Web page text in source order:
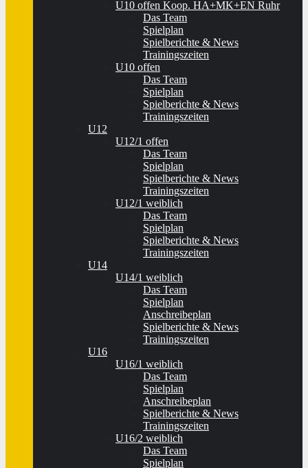
U10 offen Koop. HA+MK+EN Ruhr
Das Team
Spielplan
Spielberichte & News
Trainingszeiten
U10 offen
Das Team
Spielplan
Spielberichte & News
Trainingszeiten
U12
U12/1 offen
Das Team
Spielplan
Spielberichte & News
Trainingszeiten
U12/1 weiblich
Das Team
Spielplan
Spielberichte & News
Trainingszeiten
U14
U14/1 weiblich
Das Team
Spielplan
Anschreibeplan
Spielberichte & News
Trainingszeiten
U16
U16/1 weiblich
Das Team
Spielplan
Anschreibeplan
Spielberichte & News
Trainingszeiten
U16/2 weiblich
Das Team
Spielplan